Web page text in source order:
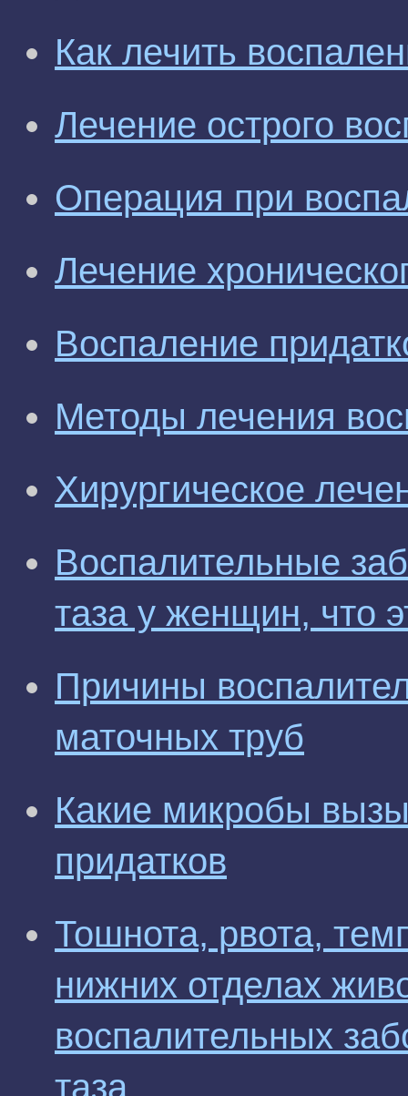
Как лечить
Лечение острого
Операция при
Лечение
Воспаление
Методы лечения
Хирургическое
Воспалительные
таза у женщин, что
Причины
маточных труб
Какие микробы
придатков
Тошнота, рвота,
нижних отделах
воспалительных
таза